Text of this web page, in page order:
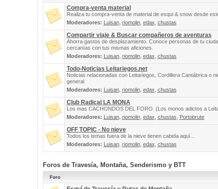
Compra-venta material
Realiza tu compra-venta de material de esqui & snow desde
Moderadores: Luisan, riomolin, edax chustas
Compartir viaje & Buscar compañeros de aventuras
Ahorra gastos de desplazamiento. Conoce personas de tu
cercanías con tus mismas aficiones.
Moderadores: Luisan, riomolin, edax chustas
Todo-Noticias Leitariegos.net
Noticias relacionadas con Leitariegos, Cordillera Cantábrica o
general
Moderadores: Luisan, riomolin, edax chustas
Club Radical LA MONA
Los mas CACHONDOS DEL FORO. (Los monos adictos a
Moderadores: Luisan, riomolin, edax chustas Portobrute
OFF TOPIC - No nieve
Todos los temas fuera de la nieve tienen cabida aquí...
Moderadores: Luisan, riomolin, edax chustas
Foros de Travesía, Montaña, Senderismo y BTT
Foro